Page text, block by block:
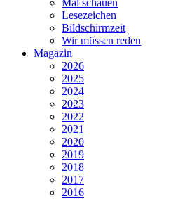
Mal schauen
Lesezeichen
Bildschirmzeit
Wir müssen reden
Magazin
2026
2025
2024
2023
2022
2021
2020
2019
2018
2017
2016